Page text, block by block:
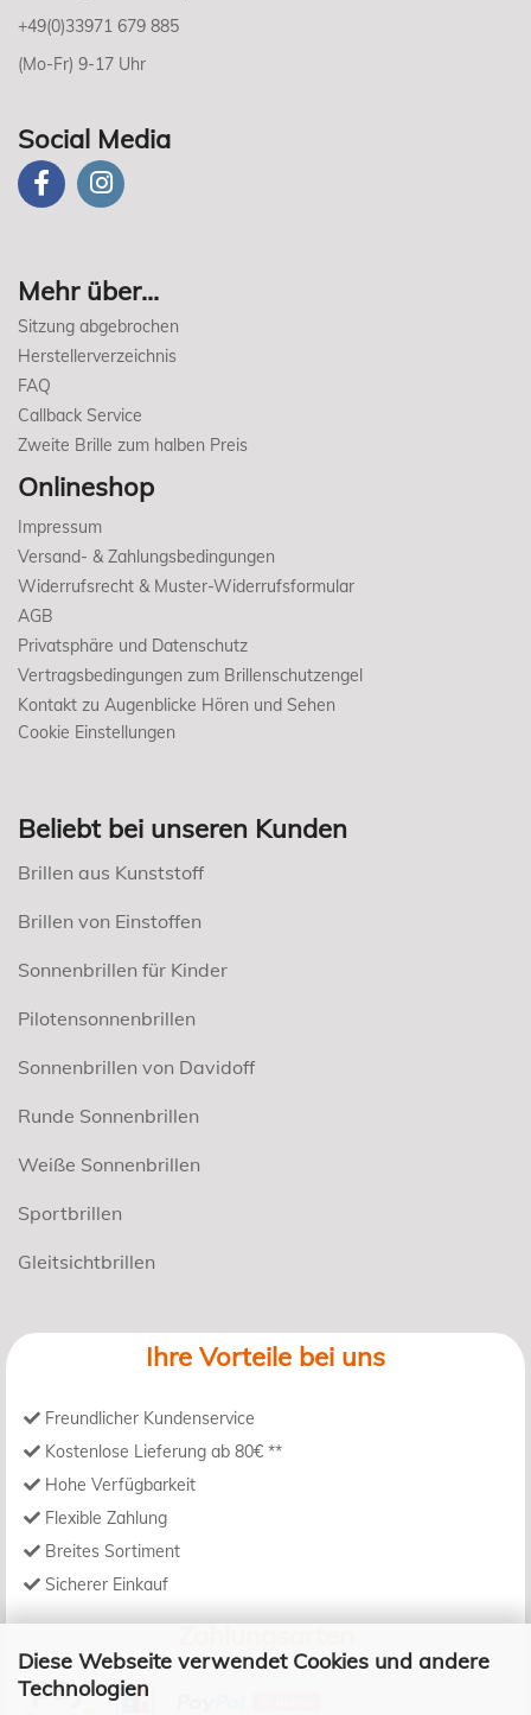
Diese Webseite verwendet Cookies und andere
Technologien
+49(0)33971 679 885
(Mo-Fr) 9-17 Uhr
Social Media
Mehr über...
Sitzung abgebrochen
Herstellerverzeichnis
FAQ
Callback Service
Zweite Brille zum halben Preis
Onlineshop
Impressum
Versand- & Zahlungsbedingungen
Widerrufsrecht & Muster-Widerrufsformular
AGB
Privatsphäre und Datenschutz
Vertragsbedingungen zum Brillenschutzengel
Kontakt zu Augenblicke Hören und Sehen
Cookie Einstellungen
Beliebt bei unseren Kunden
Brillen aus Kunststoff
Brillen von Einstoffen
Sonnenbrillen für Kinder
Pilotensonnenbrillen
Sonnenbrillen von Davidoff
Runde Sonnenbrillen
Weiße Sonnenbrillen
Sportbrillen
Gleitsichtbrillen
Ihre Vorteile bei uns
Freundlicher Kundenservice
Kostenlose Lieferung ab 80€ **
Hohe Verfügbarkeit
Flexible Zahlung
Breites Sortiment
Sicherer Einkauf